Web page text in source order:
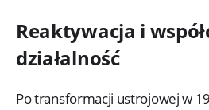
Reaktywacja i
działalność
Po transformacji ustrojowej w